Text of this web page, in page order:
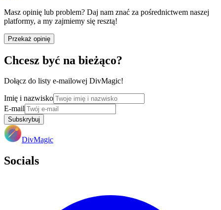
Masz opinię lub problem? Daj nam znać za pośrednictwem naszej
platformy, a my zajmiemy się resztą!
Przekaż opinię
Chcesz być na bieżąco?
Dołącz do listy e-mailowej DivMagic!
Imię i nazwisko
E-mail
Subskrybuj
DivMagic
Socials